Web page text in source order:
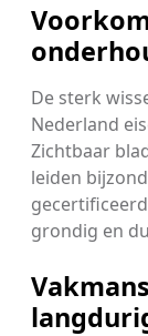
De sterk
Nederland
Zichtbaar
leiden
grondig en